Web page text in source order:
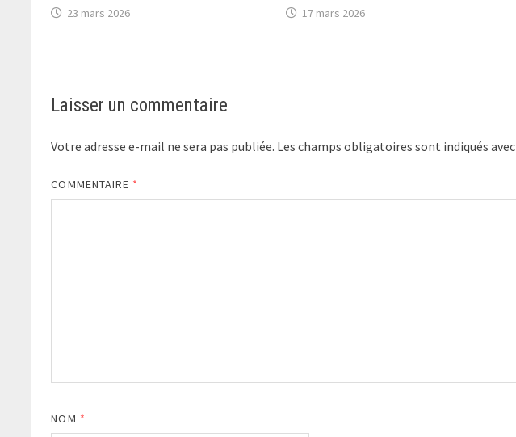
23 mars 2026 17 mars 2026
Laisser un commentaire
Votre adresse e-mail ne sera pas publiée. Les champs obligatoires sont indiqués avec
COMMENTAIRE *
NOM *